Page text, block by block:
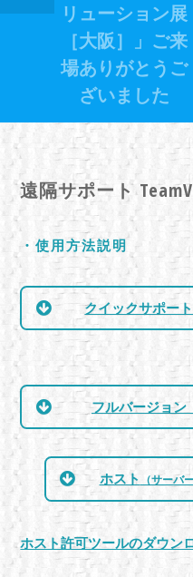
リューション展
［大阪］」ご来
場ありがとうご
ざいました
遠隔サポート
・使用方法説明
クイックサポー
フルバージョ
ホスト （サーバ
ホスト許可ツールのダウン